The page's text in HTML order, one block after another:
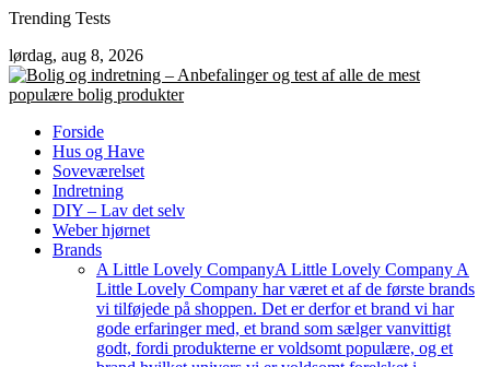
Skip
content
Trending Tests
lørdag, aug 8, 2026
Forside
Hus og Have
Soveværelset
Indretning
DIY – Lav det selv
Weber hjørnet
Brands
A Little Lovely CompanyA Little Lovely Company A
Little Lovely Company har været et af de første brands
vi tilføjede på shoppen. Det er derfor et brand vi har
gode erfaringer med, et brand som sælger vanvittigt
godt, fordi produkterne er voldsomt populære, og et